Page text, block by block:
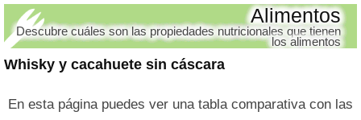
Whisky y cacahuete sin cáscara
Alimentos
Descubre cuáles son las propiedades nutricionales que tienen
los alimentos
En esta página puedes ver una tabla comparativa con las